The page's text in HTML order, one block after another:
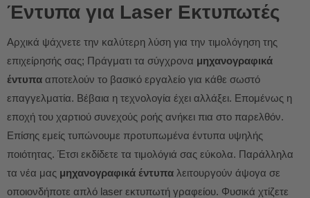
Έντυπα για Laser Εκτυπωτές
Αρχικά ψάχνετε την καλύτερη λύση για την τιμολόγηση της
επιχείρησής σας; Πράγματι τα σύγχρονα μηχανογραφικά
έντυπα αποτελούν το βασικό εργαλείο για κάθε σωστό
επαγγελματία. Βέβαια η τεχνολογία έχει αλλάξει. Επομένως η
εποχή του χαρτιού συνεχούς ροής ανήκει πια στο παρελθόν.
Επίσης εμείς τυπώνουμε προτυπωμένα έντυπα υψηλής
ποιότητας. Έτσι εκδίδετε τα τιμολόγιά σας εύκολα. Παράλληλα
τα νέα μας μηχανογραφικά έντυπα λειτουργούν άψογα σε
οποιονδήποτε απλό laser εκτυπωτή γραφείου. Φυσικά χτίζετε